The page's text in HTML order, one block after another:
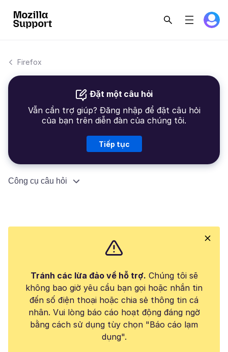
Firefox
Đặt một câu hỏi
Vẫn cần trợ giúp? Đăng nhập để đặt câu hỏi
của bạn trên diễn đàn của chúng tôi.
Tiếp tục
Công cụ câu hỏi
Tránh các lừa đảo về hỗ trợ. Chúng tôi sẽ
không bao giờ yêu cầu bạn gọi hoặc nhắn tin
đến số điện thoại hoặc chia sẻ thông tin cá
nhân. Vui lòng báo cáo hoạt động đáng ngờ
bằng cách sử dụng tùy chọn "Báo cáo lạm
dụng".